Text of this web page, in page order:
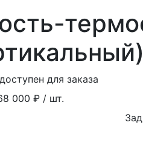
доступен для заказа
000 ₽ / шт.